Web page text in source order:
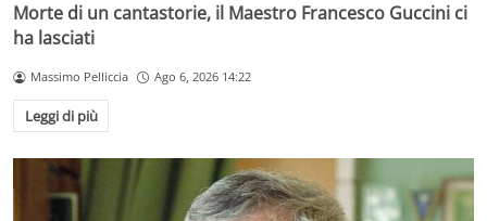
Morte di un cantastorie, il Maestro Francesco Guccini ci
ha lasciati
Massimo Pelliccia Ago 6, 2026 14:22
Leggi di più